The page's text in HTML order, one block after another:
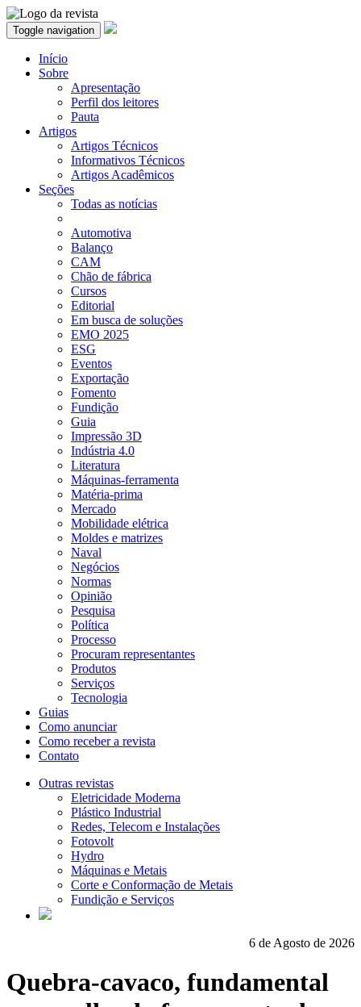
Toggle navigation
Início
Sobre
Apresentação
Perfil dos leitores
Pauta
Artigos
Artigos Técnicos
Informativos Técnicos
Artigos Acadêmicos
Seções
Todas as notícias
Automotiva
Balanço
CAM
Chão de fábrica
Cursos
Editorial
Em busca de soluções
EMO 2025
ESG
Eventos
Exportação
Fomento
Fundição
Guia
Impressão 3D
Indústria 4.0
Literatura
Máquinas-ferramenta
Matéria-prima
Mercado
Mobilidade elétrica
Moldes e matrizes
Naval
Negócios
Normas
Opinião
Pesquisa
Política
Processo
Procuram representantes
Produtos
Serviços
Tecnologia
Guias
Como anunciar
Como receber a revista
Contato
Outras revistas
Eletricidade Moderna
Plástico Industrial
Redes, Telecom e Instalações
Fotovolt
Hydro
Máquinas e Metais
Corte e Conformação de Metais
Fundição e Serviços
6 de Agosto de 2026
Quebra-cavaco, fundamental